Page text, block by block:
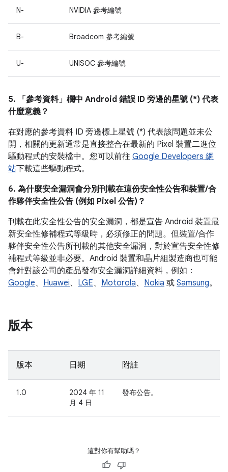
N- NVIDIA 參考編號
B- Broadcom 參考編號
U- UNISOC 參考編號
5. 「參考資料」 欄中 Android 錯誤 ID 旁邊的星號 (*) 代表
什麼意義？
在對應的參考資料 ID 旁邊標上星號 (*) 代表該問題並未公
開，相關的更新通常是直接整合在最新的 Pixel 裝置二進位
驅動程式的安裝檔中。您可以前往 Google Developers 網
站下載這些驅動程式。
6. 為什麼安全漏洞會分別刊載在這份安全性公告和裝置/合
作夥伴安全性公告 (例如 Pixel 公告)？
刊載在此安全性公告的安全漏洞，都是宣告 Android 裝置最
新安全性修補程式等級時，必須修正的問題。但裝置/合作
夥伴安全性公告所刊載的其他安全漏洞，對於宣告安全性修
補程式等級並非必要。Android 裝置和晶片組製造商也可能
會針對該公司的產品發布安全漏洞詳細資料，例如：
Google、 Huawei、 LGE、 Motorola、 Nokia 或 Samsung。
版本
版本 日期 附註
1.0
2024 年 11
月 4 日
發布公告。
這對你有幫助嗎？